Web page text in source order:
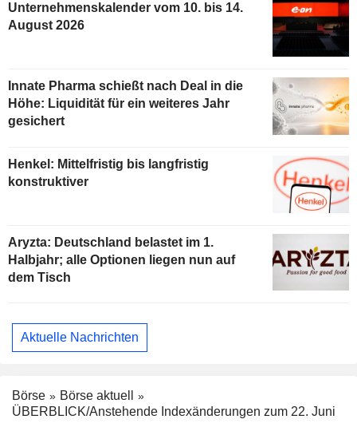
Unternehmenskalender vom 10. bis 14.
August 2026
Innate Pharma schießt nach Deal in die
Höhe: Liquidität für ein weiteres Jahr
gesichert
Henkel: Mittelfristig bis langfristig
konstruktiver
Aryzta: Deutschland belastet im 1.
Halbjahr; alle Optionen liegen nun auf
dem Tisch
Aktuelle Nachrichten
Börse
Börse aktuell
ÜBERBLICK/Anstehende Indexänderungen zum 22. Juni